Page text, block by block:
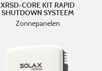
XRSD-CORE KIT RAPID
SHUTDOWN SYSTEEM
Zonnepanelen